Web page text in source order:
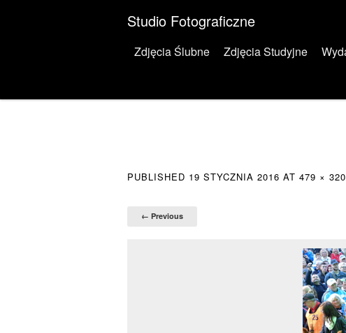
Studio Fotograficzne
Menu
Skip to content
Zdjęcia Ślubne Zdjęcia Studyjne
PUBLISHED 19 STYCZNIA 2016 AT 479 × 320
← Previous